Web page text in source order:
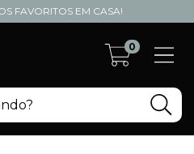
FAVORITOS EM CASA!
0